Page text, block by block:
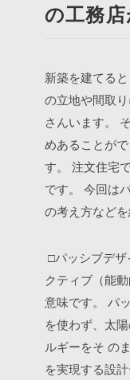
の工務店
新築を建てる
の立地や間取
さんいます。
めあることが
す。
注文住宅
です。
今回は
の考え方などを
□パッシブデザ
クティブ（能
意味です。
パ
を使わず、太
ルギーをそ の
を実現する設